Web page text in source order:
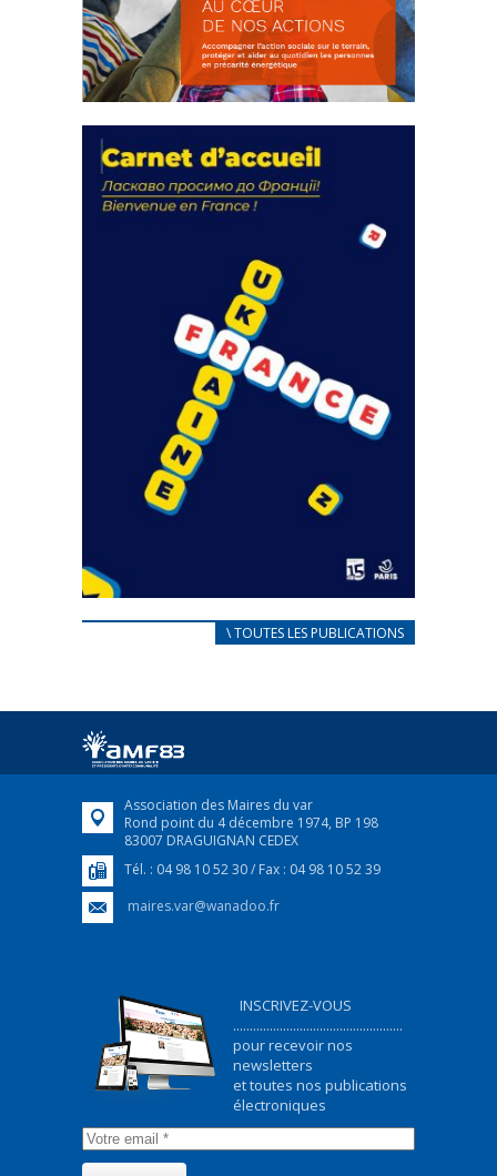
actions
18 septembre 2023
FEUILLETER
CARNET D’ACCUEIL
Afin d’accompagner au mieux les réfugiés
FEUILLETER
\ TOUTES LES PUBLICATIONS
Association des Maires du var
Rond point du 4 décembre 1974, BP 198
83007 DRAGUIGNAN CEDEX
Tél. : 04 98 10 52 30 / Fax : 04 98 10 52 39
maires.var@wanadoo.fr
INSCRIVEZ-VOUS
...................................................
pour recevoir nos
newsletters
et toutes nos publications
électroniques